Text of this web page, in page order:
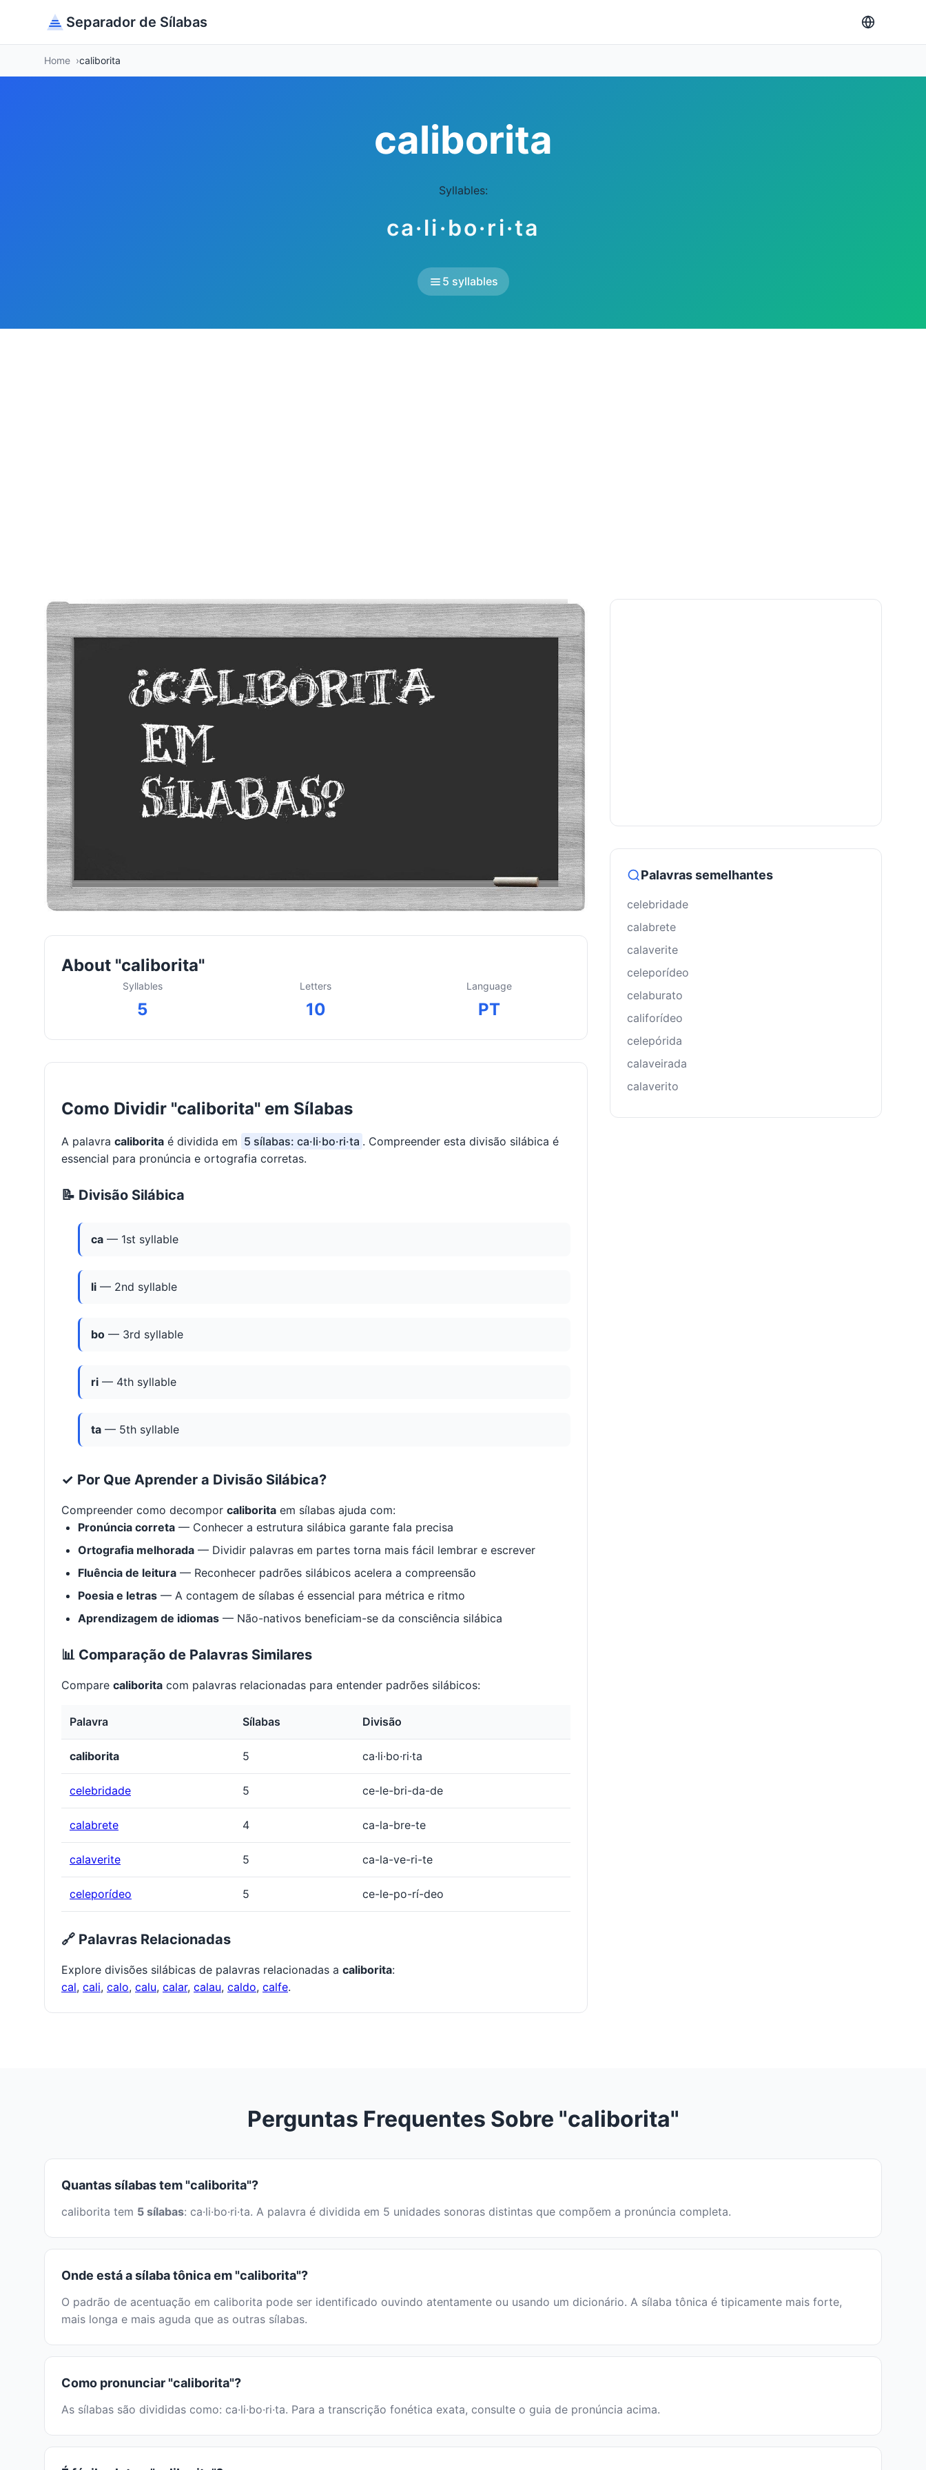
Separador de Sílabas
Home caliborita
caliborita
Syllables:
ca·li·bo·ri·ta
5 syllables
About "caliborita"
Syllables
5
Letters
10
Language
PT
Como Dividir "caliborita" em Sílabas
A palavra caliborita é dividida em 5 sílabas: ca·li·bo·ri·ta . Compreender esta divisão silábica é
essencial para pronúncia e ortografia corretas.
📝 Divisão Silábica
ca — 1st syllable
li — 2nd syllable
bo — 3rd syllable
ri — 4th syllable
ta — 5th syllable
✓ Por Que Aprender a Divisão Silábica?
Compreender como decompor caliborita em sílabas ajuda com:
Pronúncia correta — Conhecer a estrutura silábica garante fala precisa
Ortografia melhorada — Dividir palavras em partes torna mais fácil lembrar e escrever
Fluência de leitura — Reconhecer padrões silábicos acelera a compreensão
Poesia e letras — A contagem de sílabas é essencial para métrica e ritmo
Aprendizagem de idiomas — Não-nativos beneficiam-se da consciência silábica
📊 Comparação de Palavras Similares
Compare caliborita com palavras relacionadas para entender padrões silábicos:
Palavra Sílabas Divisão
caliborita 5 ca·li·bo·ri·ta
celebridade 5 ce-le-bri-da-de
calabrete 4 ca-la-bre-te
calaverite 5 ca-la-ve-ri-te
celeporídeo 5 ce-le-po-rí-deo
🔗 Palavras Relacionadas
Explore divisões silábicas de palavras relacionadas a caliborita:
cal, cali, calo, calu, calar, calau, caldo, calfe.
Palavras semelhantes
celebridade
calabrete
calaverite
celeporídeo
celaburato
califorídeo
celepórida
calaveirada
calaverito
Perguntas Frequentes Sobre "caliborita"
Quantas sílabas tem "caliborita"?
caliborita tem 5 sílabas: ca·li·bo·ri·ta. A palavra é dividida em 5 unidades sonoras distintas que compõem a pronúncia completa.
Onde está a sílaba tônica em "caliborita"?
O padrão de acentuação em caliborita pode ser identificado ouvindo atentamente ou usando um dicionário. A sílaba tônica é tipicamente mais forte,
mais longa e mais aguda que as outras sílabas.
Como pronunciar "caliborita"?
As sílabas são divididas como: ca·li·bo·ri·ta. Para a transcrição fonética exata, consulte o guia de pronúncia acima.